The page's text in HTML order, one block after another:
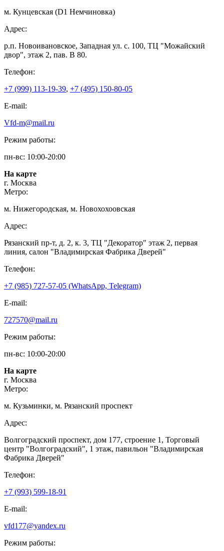
м. Кунцевская (D1 Немчиновка)
Адрес:
р.п. Новоивановское, Западная ул. с. 100, ТЦ "Можайский
двор", этаж 2, пав. В 80.
Телефон:
+7 (999) 113-19-39, +7 (495) 150-80-05
E-mail:
Vfd-m@mail.ru
Режим работы:
пн-вс: 10:00-20:00
На карте
г. Москва
Метро:
м. Нижегородская, м. Новохохоовская
Адрес:
Рязанский пр-т, д. 2, к. 3, ТЦ "Декоратор" этаж 2, первая
линия, салон "Владимирская Фабрика Дверей"
Телефон:
+7 (985) 727-57-05 (WhatsApp, Telegram)
E-mail:
727570@mail.ru
Режим работы:
пн-вс: 10:00-20:00
На карте
г. Москва
Метро:
м. Кузьминки, м. Рязанский проспект
Адрес:
Волгоградский проспект, дом 177, строение 1, Торговый
центр "Волгоградский", 1 этаж, павильон "Владимирская
Фабрика Дверей"
Телефон:
+7 (993) 599-18-91
E-mail:
vfd177@yandex.ru
Режим работы: